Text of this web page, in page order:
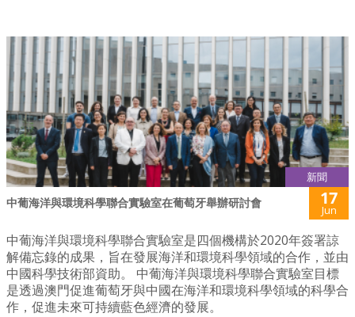
新聞
中葡海洋與環境科學聯合實驗室在葡萄牙舉辦研討會 17
Jun
中葡海洋與環境科學聯合實驗室是四個機構於2020年簽署諒
解備忘錄的成果，旨在發展海洋和環境科學領域的合作，並由
中國科學技術部資助。 中葡海洋與環境科學聯合實驗室目標
是透過澳門促進葡萄牙與中國在海洋和環境科學領域的科學合
作，促進未來可持續藍色經濟的發展。